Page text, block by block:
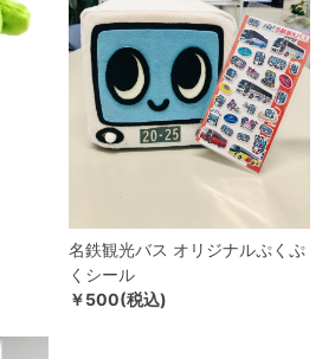
名鉄観光バス オリジナルぷくぷ
くシール
￥500(税込)